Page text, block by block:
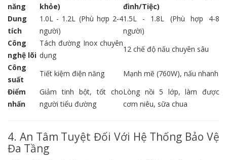
năng
khỏe)
đình/Tiệc)
Dung
tích
1.0L - 1.2L (Phù hợp 2-4
người)
1.5L - 1.8L (Phù hợp 4-8
người)
Công
nghệ lõi
Tách đường Inox chuyên
dụng
12 chế độ nấu chuyên sâu
Công
suất
Tiết kiệm điện năng
Mạnh mẽ (760W), nấu nhanh
Điểm
nhấn
Giảm tinh bột, tốt cho
người tiểu đường
Lòng nồi 5 lớp, làm được
cơm niêu, sữa chua
4. An Tâm Tuyệt Đối Với Hệ Thống Bảo Vệ
Đa Tầng